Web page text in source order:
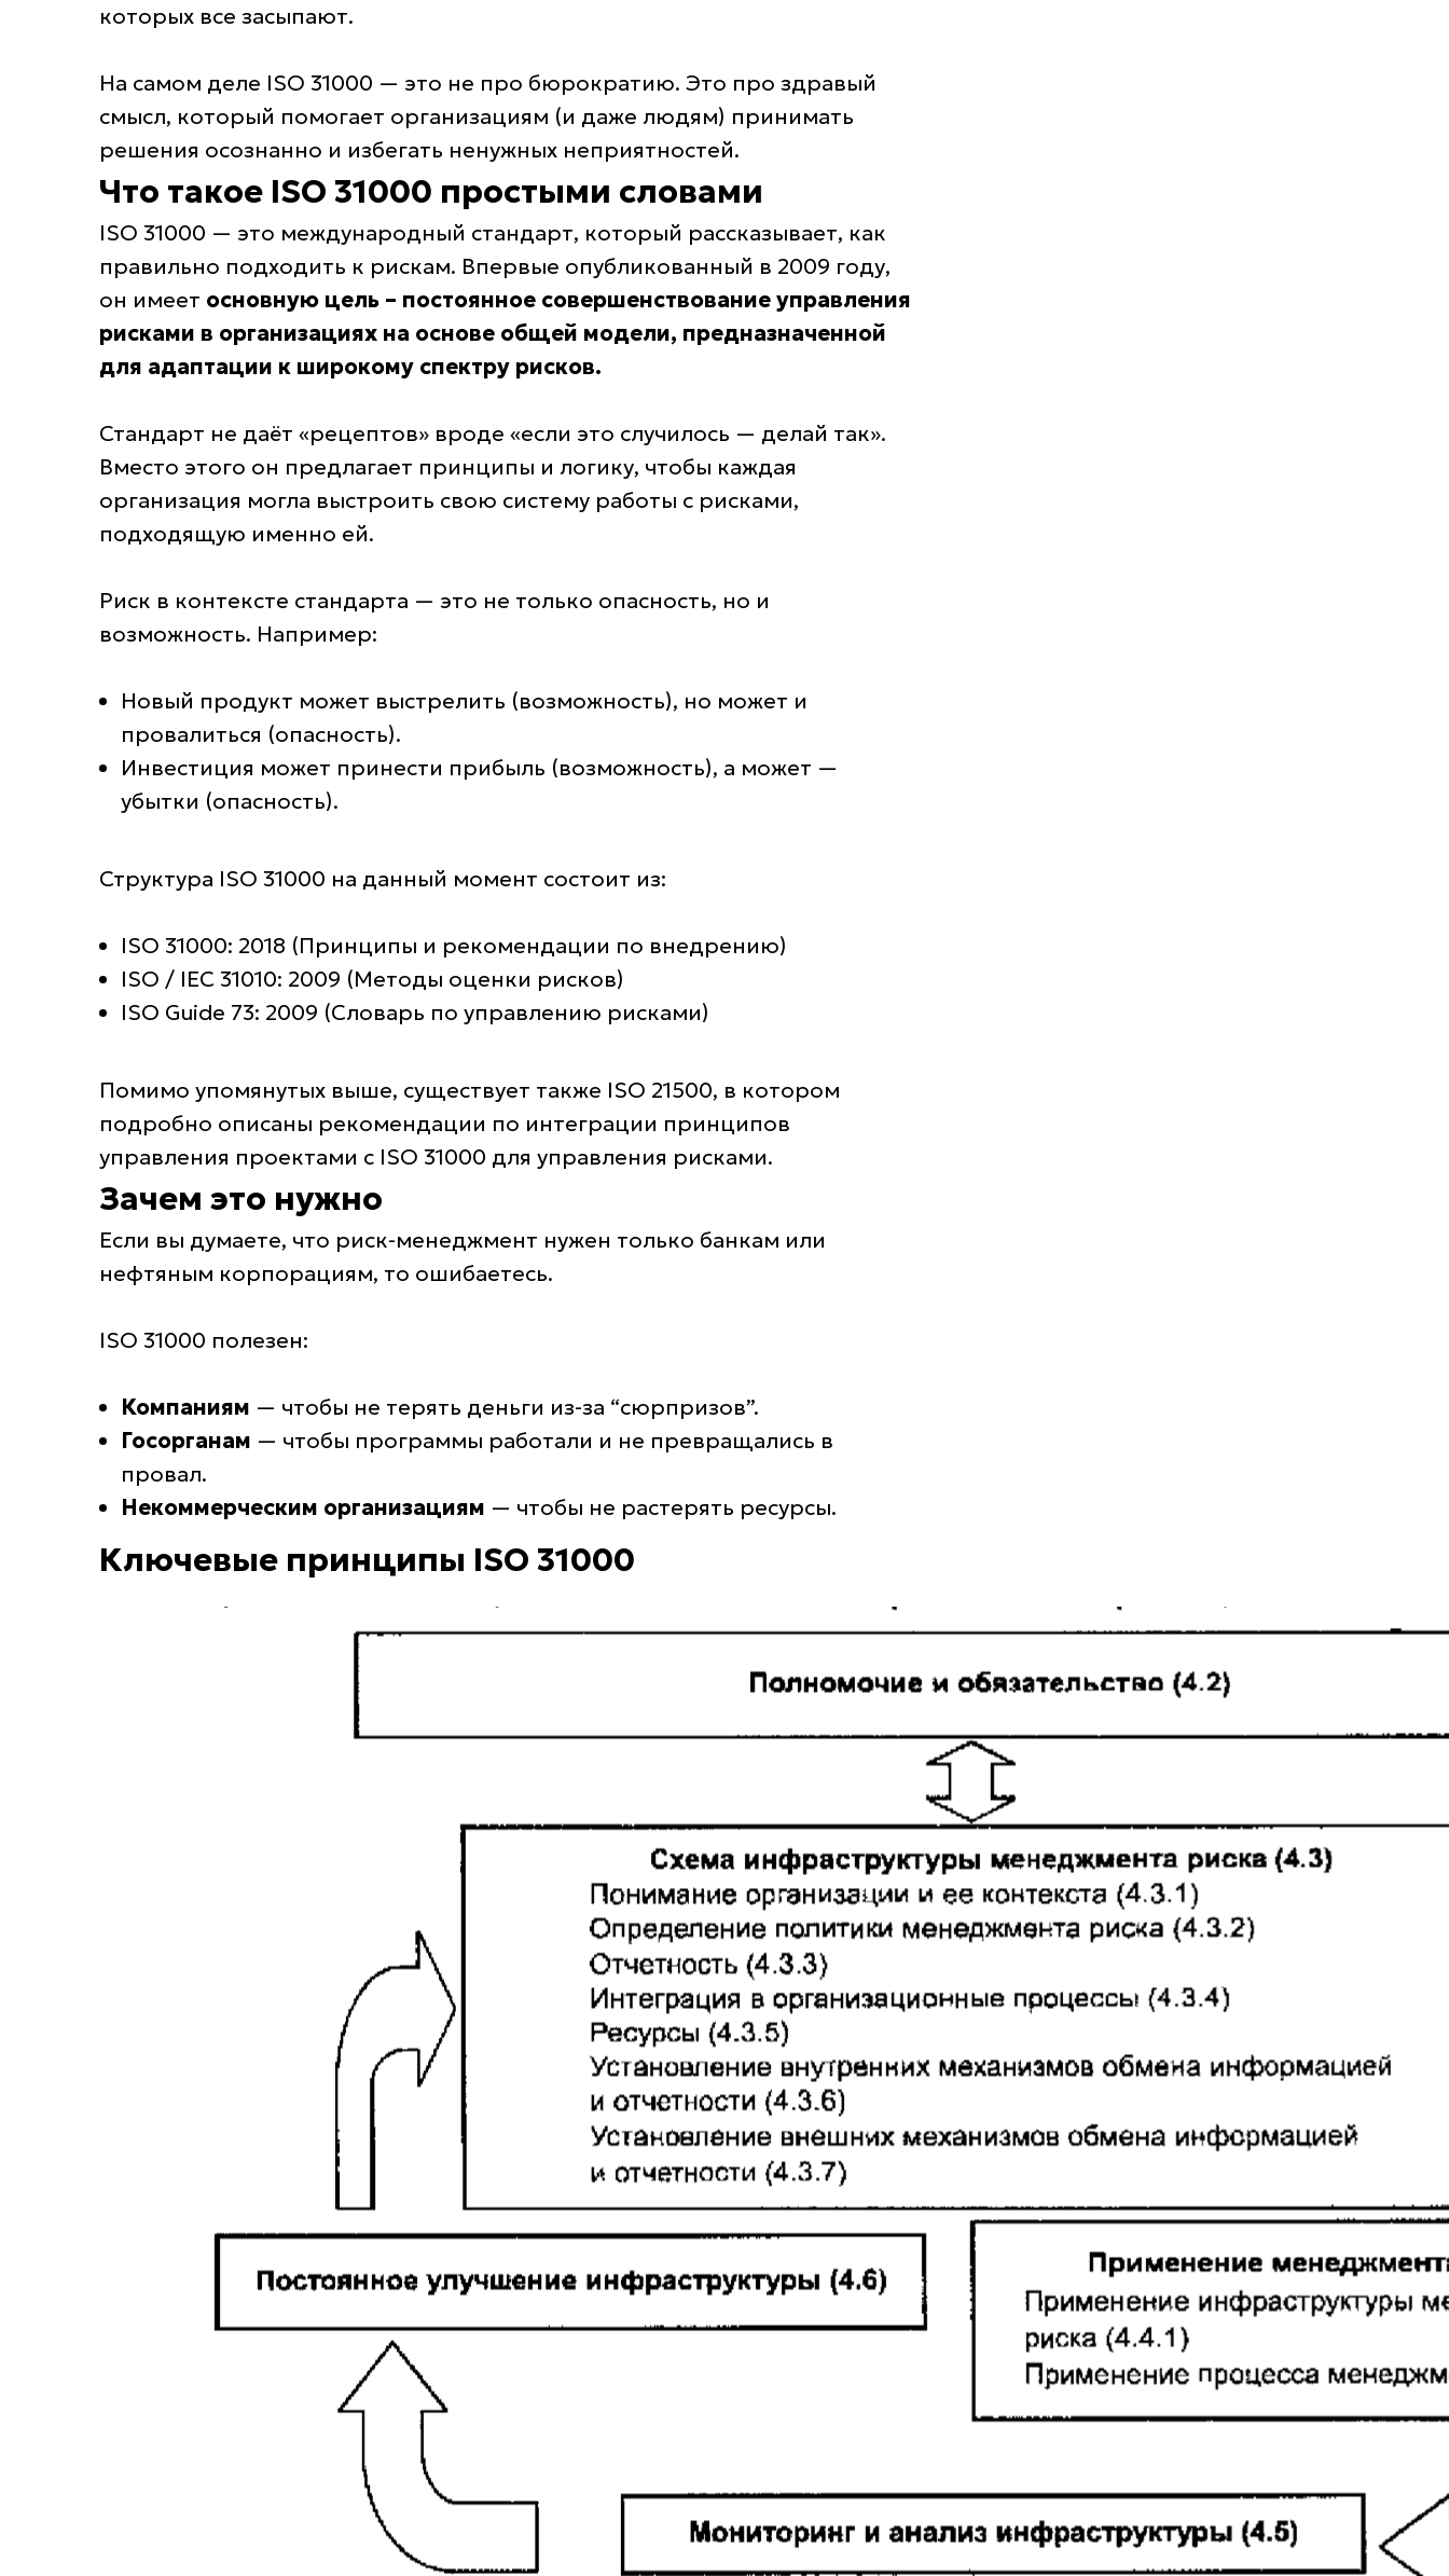
которых все засыпают.
На самом деле ISO 31000 — это не про бюрократию. Это про здравый
смысл, который помогает организациям (и даже людям) принимать
решения осознанно и избегать ненужных неприятностей.
Что такое ISO 31000 простыми словами
ISO 31000 — это международный стандарт, который рассказывает, как
правильно подходить к рискам. Впервые опубликованный в 2009 году,
он имеет основную цель – постоянное совершенствование управления
рисками в организациях на основе общей модели, предназначенной
для адаптации к широкому спектру рисков.
Стандарт не даёт «рецептов» вроде «если это случилось — делай так».
Вместо этого он предлагает принципы и логику, чтобы каждая
организация могла выстроить свою систему работы с рисками,
подходящую именно ей.
Риск в контексте стандарта — это не только опасность, но и
возможность. Например:
Новый продукт может выстрелить (возможность), но может и
провалиться (опасность).
Инвестиция может принести прибыль (возможность), а может —
убытки (опасность).
Структура ISO 31000 на данный момент состоит из:
ISO 31000: 2018 (Принципы и рекомендации по внедрению)
ISO / IEC 31010: 2009 (Методы оценки рисков)
ISO Guide 73: 2009 (Словарь по управлению рисками)
Помимо упомянутых выше, существует также ISO 21500, в котором
подробно описаны рекомендации по интеграции принципов
управления проектами с ISO 31000 для управления рисками.
Зачем это нужно
Если вы думаете, что риск-менеджмент нужен только банкам или
нефтяным корпорациям, то ошибаетесь.
ISO 31000 полезен:
Компаниям — чтобы не терять деньги из-за “сюрпризов”.
Госорганам — чтобы программы работали и не превращались в
провал.
Некоммерческим организациям — чтобы не растерять ресурсы.
Ключевые принципы ISO 31000